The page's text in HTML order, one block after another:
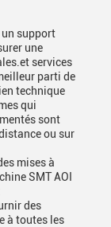
un support
une
services
parti de
technique
qui
sont
ou sur
mises à
SMT AOI
des
à toutes les